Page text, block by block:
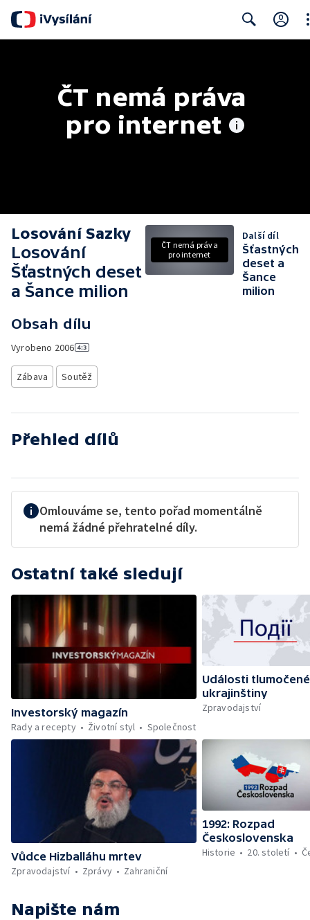
ČT nemá práva
pro internet
Losování Sazky
Losování
Šťastných deset
a Šance milion
Obsah dílu
Vyrobeno 2006
Zábava Soutěž
ČT nemá práva
pro internet
Další díl
Šťastných
deset a
Šance
milion
Přehled dílů
Omlouváme se, tento pořad momentálně
nemá žádné přehratelné díly.
Ostatní také sledují
Investorský magazín
Rady a recepty
Životní styl Společnost
Události
ukrajinštiny
Zpravodajství
Vůdce Hizballáhu mrtev
Zpravodajství
Zprávy Zahraniční
1992: Rozpad
Československa
Historie
20. století
Napište nám